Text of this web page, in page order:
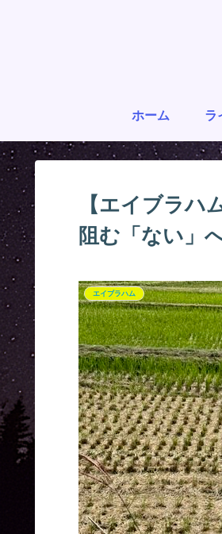
ホーム ラ
【エイブラハ
阻む「ない」
エイブラハム